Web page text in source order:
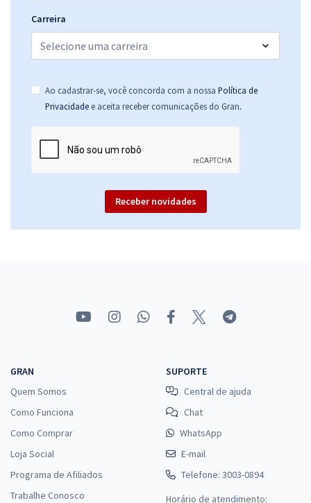
Carreira
Ao cadastrar-se, você concorda com a nossa Política de
Privacidade e aceita receber comunicações do Gran.
Receber novidades
GRAN
Quem Somos
Como Funciona
Como Comprar
Loja Social
Programa de Afiliados
Trabalhe Conosco
SUPORTE
Central de ajuda
Chat
WhatsApp
E-mail
Telefone: 3003-0894
Horário de atendimento: